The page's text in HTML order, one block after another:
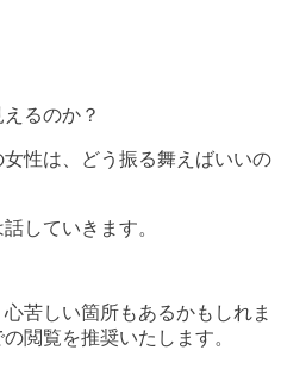
るのか？
性は、どう振る舞えばいいの
していきます。
苦しい箇所もあるかもしれま
閲覧を推奨いたします。